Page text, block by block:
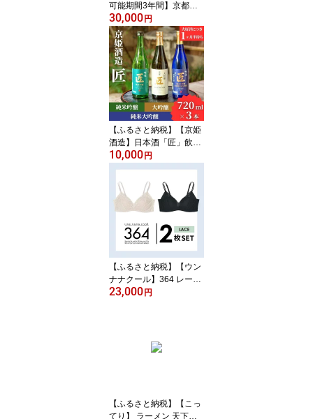
可能期間3年間】京都府
京都市の対象施設で使え
る楽天トラベルクーポン
寄付額30,000円 観光地
応援 温泉 観光 旅行 ホテ
ル 旅館 クーポン チケッ
ト 予約 父の日 母の日
30,000 円
【ふるさと納税】【京姫
酒造】日本酒「匠」飲み
比べ720ml×3本｜純米大
吟醸 大吟醸 純米吟醸 の3
本でこの寄付額 圧倒的
大人気 高評価レビュー多
数 [ 京都 伏見 酒蔵 お酒
送料無料 ふるさと納税
10,000 円
【ふるさと納税】【ウン
ナナクール】364 レース
2枚セット【ワコール】
下着 レディース 肌着 お
しゃれ お取り寄せ 通販
23,000 円
【ふるさと納税】【こっ
てり】 ラーメン 天下一